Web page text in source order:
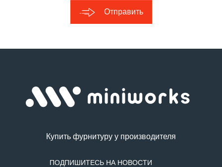
Отправить
Купить фурнитуру у производителя
ПОДПИШИТЕСЬ НА НОВОСТИ